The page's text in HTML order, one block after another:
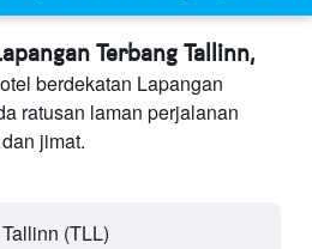
Terbang Tallinn,
berdekatan Lapangan
ratusan laman perjalanan
jimat.
(TLL)